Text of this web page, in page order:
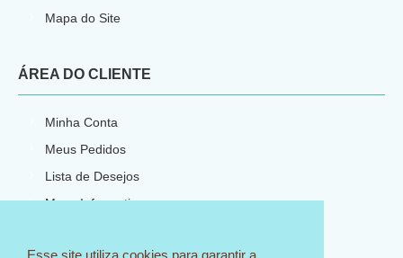
Mapa do Site
ÁREA DO CLIENTE
Minha Conta
Meus Pedidos
Lista de Desejos
Meus Informativos